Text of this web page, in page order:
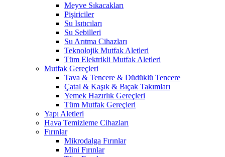
Meyve Sıkacakları
Pişiriciler
Su Isıtıcıları
Su Sebilleri
Su Arıtma Cihazları
Teknolojik Mutfak Aletleri
Tüm Elektrikli Mutfak Aletleri
Mutfak Gereçleri
Tava & Tencere & Düdüklü Tencere
Çatal & Kaşık & Bıçak Takımları
Yemek Hazırlık Gereçleri
Tüm Mutfak Gereçleri
Yapı Aletleri
Hava Temizleme Cihazları
Fırınlar
Mikrodalga Fırınlar
Mini Fırınlar